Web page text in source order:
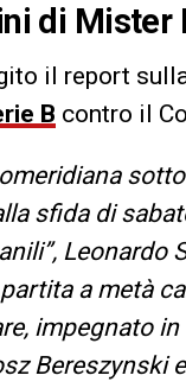
di Mister
il report
B contro il
sfida di
a metà
impegnato
Bereszynski